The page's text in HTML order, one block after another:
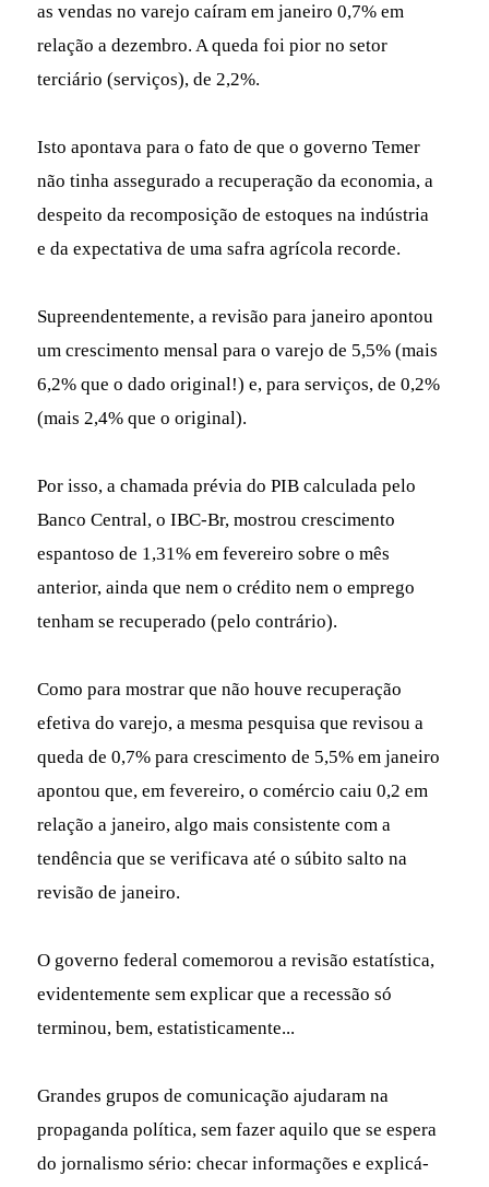
as vendas no varejo caíram em janeiro 0,7% em
relação a dezembro. A queda foi pior no setor
terciário (serviços), de 2,2%.
Isto apontava para o fato de que o governo Temer
não tinha assegurado a recuperação da economia, a
despeito da recomposição de estoques na indústria
e da expectativa de uma safra agrícola recorde.
Supreendentemente, a revisão para janeiro apontou
um crescimento mensal para o varejo de 5,5% (mais
6,2% que o dado original!) e, para serviços, de 0,2%
(mais 2,4% que o original).
Por isso, a chamada prévia do PIB calculada pelo
Banco Central, o IBC-Br, mostrou crescimento
espantoso de 1,31% em fevereiro sobre o mês
anterior, ainda que nem o crédito nem o emprego
tenham se recuperado (pelo contrário).
Como para mostrar que não houve recuperação
efetiva do varejo, a mesma pesquisa que revisou a
queda de 0,7% para crescimento de 5,5% em janeiro
apontou que, em fevereiro, o comércio caiu 0,2 em
relação a janeiro, algo mais consistente com a
tendência que se verificava até o súbito salto na
revisão de janeiro.
O governo federal comemorou a revisão estatística,
evidentemente sem explicar que a recessão só
terminou, bem, estatisticamente...
Grandes grupos de comunicação ajudaram na
propaganda política, sem fazer aquilo que se espera
do jornalismo sério: checar informações e explicá-